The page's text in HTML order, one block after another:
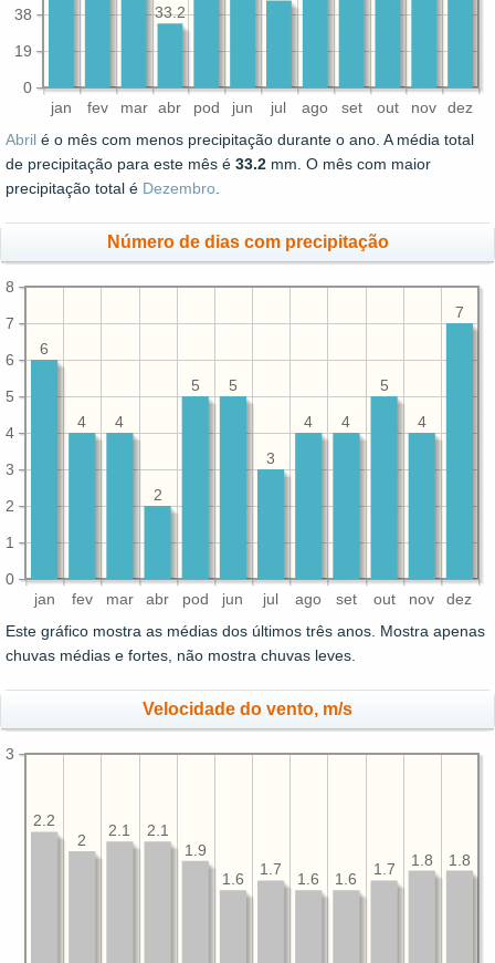
jan fev mar abr pod jun jul ago set out nov dez
0
19
38 33.2
Abril é o mês com menos precipitação durante o ano. A média total
de precipitação para este mês é 33.2 mm. O mês com maior
precipitação total é Dezembro
Número de dias com precipitação
jan fev mar abr pod jun jul ago set out nov dez
0
1
2
3
4
5
6
7
8
7
4
5
4
4
3
5
5
2
4
4
6
Este gráfico mostra as médias dos últimos três anos. Mostra apenas
chuvas médias e fortes, não mostra chuvas leves.
Velocidade do vento, m/s
3
1.8
1.8
1.7
1.6
1.6
1.7
1.6
1.9
2.1
2.1
2
2.2